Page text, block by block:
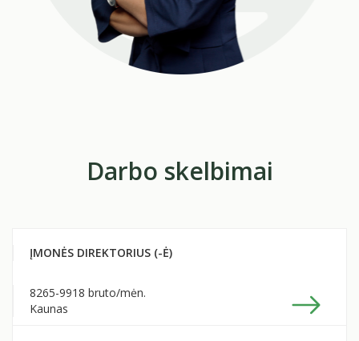
Darbo skelbimai
ĮMONĖS DIREKTORIUS (-Ė)
8265-9918 bruto/mėn.
Kaunas